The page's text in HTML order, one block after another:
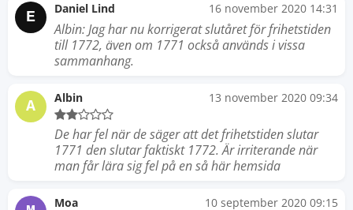
E Daniel Lind 16 november 2020 14:31
Albin: Jag har nu korrigerat slutåret för frihetstiden
till 1772, även om 1771 också används i vissa
sammanhang.
A Albin 13 november 2020 09:34
De har fel när de säger att det frihetstiden slutar
1771 den slutar faktiskt 1772. Är irriterande när
man får lära sig fel på en så här hemsida
Moa 10 september 2020 09:15